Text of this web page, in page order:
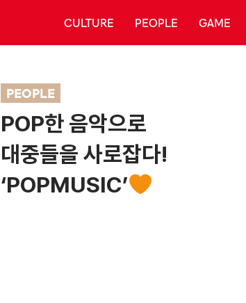
CULTURE PEOPLE GAME
PEOPLE
POP한 음악으로
대중들을 사로잡다!
‘POPMUSIC’